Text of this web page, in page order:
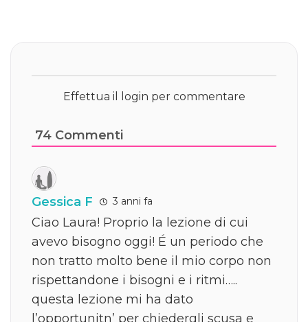
Effettua il login per commentare
74 Commenti
Gessica F 3 anni fa
Ciao Laura! Proprio la lezione di cui
avevo bisogno oggi! É un periodo che
non tratto molto bene il mio corpo non
rispettandone i bisogni e i ritmi…..
questa lezione mi ha dato
l’opportunitn’ per chiedergli scusa e